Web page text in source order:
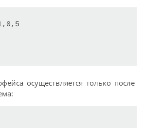
осуществляется только после